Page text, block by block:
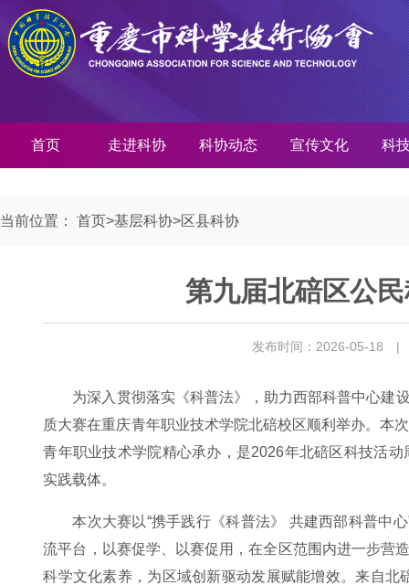
首页 走进科协 科协动态 宣传文化 科
当前位置： 首页>基层科协>区县科协
第九届北碚区公
发布时间：2026-05-18 |
为深入贯彻落实《科普法》，助力西部科普中心建
质大赛在重庆青年职业技术学院北碚校区顺利举办。本
青年职业技术学院精心承办，是2026年北碚区科技活
实践载体。
本次大赛以“携手践行《科普法》 共建西部科普中
流平台，以赛促学、以赛促用，在全区范围内进一步营
科学文化素养，为区域创新驱动发展赋能增效。来自